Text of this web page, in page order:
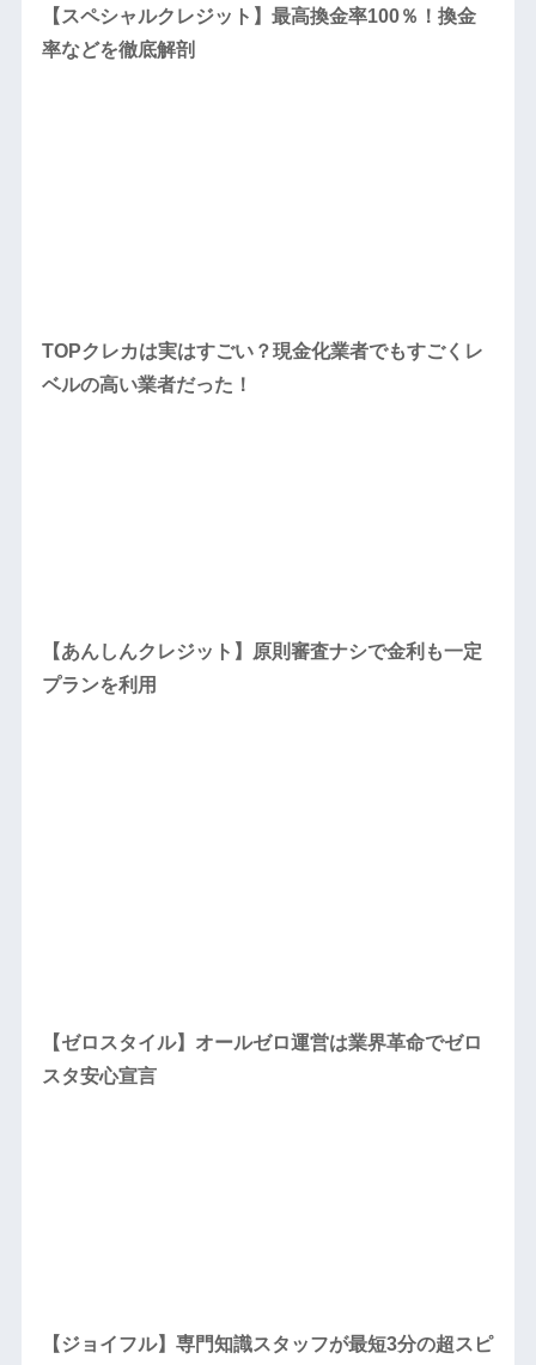
【スペシャルクレジット】最高換金率100％！換金
率などを徹底解剖
TOPクレカは実はすごい？現金化業者でもすごくレ
ベルの高い業者だった！
【あんしんクレジット】原則審査ナシで金利も一定
プランを利用
【ゼロスタイル】オールゼロ運営は業界革命でゼロ
スタ安心宣言
【ジョイフル】専門知識スタッフが最短3分の超スピ